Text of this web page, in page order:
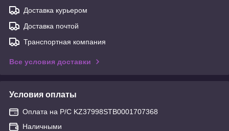
Доставка курьером
Доставка почтой
Транспортная компания
Все условия доставки
Условия оплаты
Оплата на Р/С KZ37998STB0001707368
Наличными